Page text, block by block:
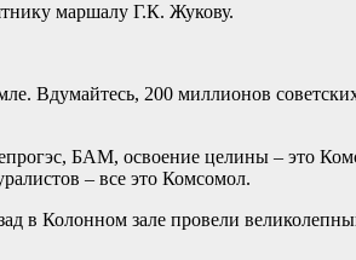
маршалу Г.К. Жукову.
Вдумайтесь, 200 миллионов
БАМ, освоение целины – это
– все это Комсомол.
в Колонном зале провели